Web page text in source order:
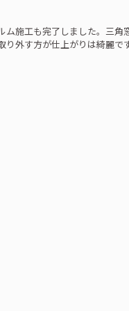
ム施工も完了しました。三角
り外す方が仕上がりは綺麗で